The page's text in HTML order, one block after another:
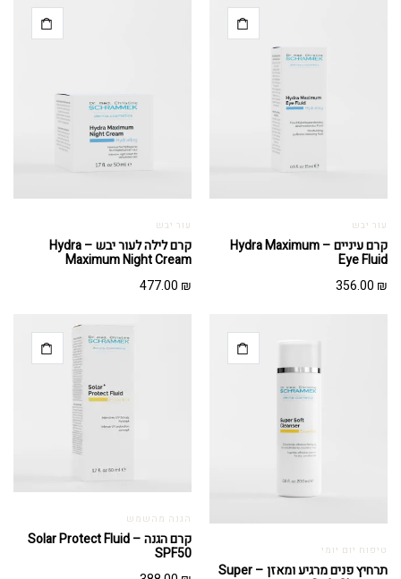
עור יבש
קרם עיניים – Hydra Maximum
Eye Fluid
356.00 ₪
עור יבש
קרם לילה לעור יבש – Hydra
Maximum Night Cream
477.00 ₪
טיפוח יום יומי
תרחיץ פנים מרגיע ומאזן – Super
הגנה מהשמש
קרם הגנה – Solar Protect Fluid
SPF50